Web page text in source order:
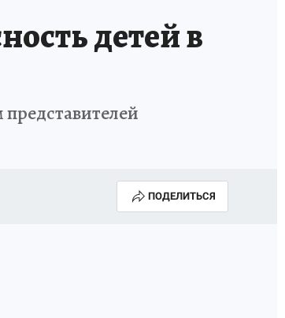
детей в
ПОДЕЛИТЬСЯ